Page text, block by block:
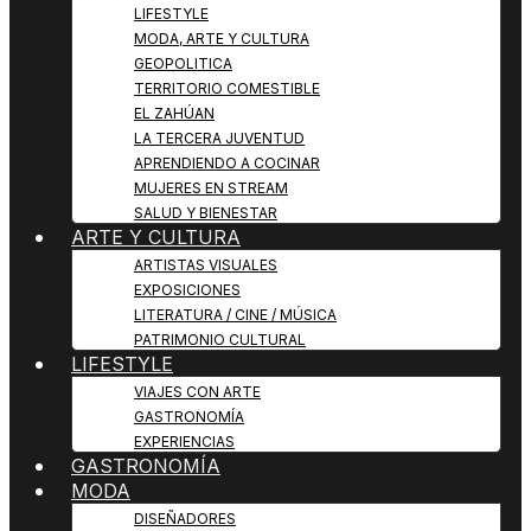
LIFESTYLE
MODA, ARTE Y CULTURA
GEOPOLITICA
TERRITORIO COMESTIBLE
EL ZAHÚAN
LA TERCERA JUVENTUD
APRENDIENDO A COCINAR
MUJERES EN STREAM
SALUD Y BIENESTAR
ARTE Y CULTURA
ARTISTAS VISUALES
EXPOSICIONES
LITERATURA / CINE / MÚSICA
PATRIMONIO CULTURAL
LIFESTYLE
VIAJES CON ARTE
GASTRONOMÍA
EXPERIENCIAS
GASTRONOMÍA
MODA
DISEÑADORES